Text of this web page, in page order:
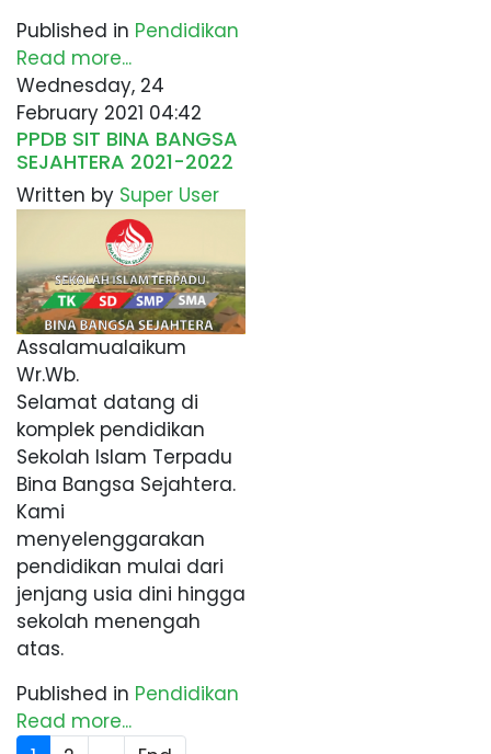
Published in Pendidikan
Read more...
Wednesday, 24
February 2021 04:42
PPDB SIT BINA BANGSA
SEJAHTERA 2021-2022
Written by Super User
Assalamualaikum
Wr.Wb.
Selamat datang di
komplek pendidikan
Sekolah Islam Terpadu
Bina Bangsa Sejahtera.
Kami
menyelenggarakan
pendidikan mulai dari
jenjang usia dini hingga
sekolah menengah
atas.
Published in Pendidikan
Read more...